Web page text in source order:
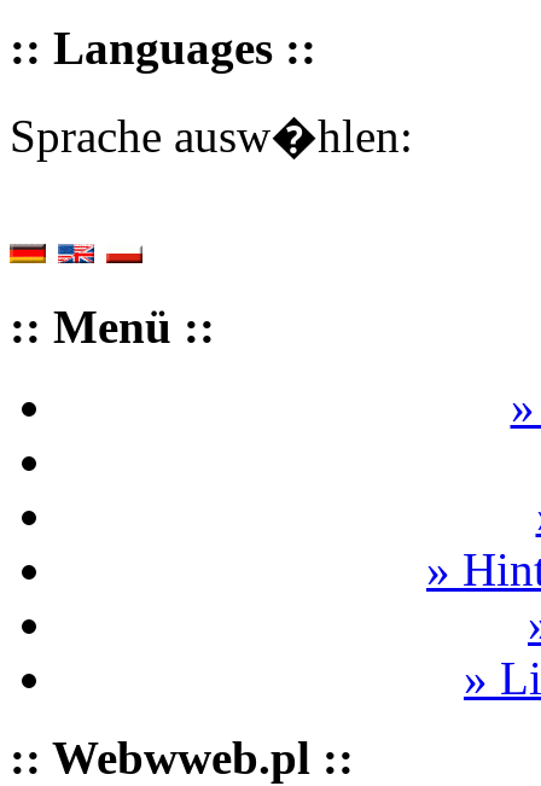
:: Languages ::
Sprache ausw�hlen:
:: Menü ::
»
»
:: Webwweb.pl ::